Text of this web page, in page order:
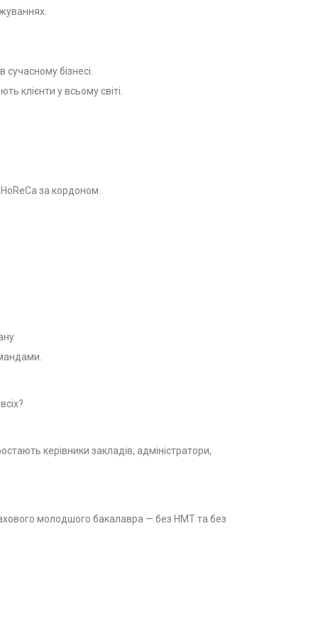
бізнесі.
клієнти у всьому світі.
за кордоном.
керівники закладів, адміністратори,
молодшого бакалавра — без НМТ та без